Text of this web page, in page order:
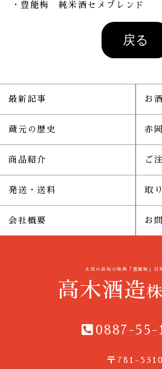
・豊能梅 純米酒セメブレンド
最新記事 お
蔵元の歴史 赤
商品紹介 ご
発送・送料 取
会社概要 お
土佐の高知の地酒「豊能梅」日
高木酒造
0887-55-
〒781-5310